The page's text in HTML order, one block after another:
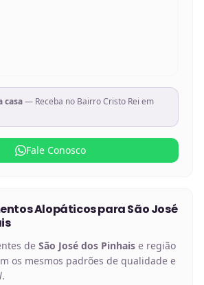
casa— Receba no Bairro Cristo Rei em
Fale Conosco
AlopáticosparaSão José
de São José dos Pinhais e região
os mesmos padrões de qualidade e
.